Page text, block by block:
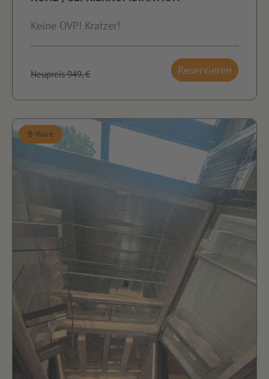
Keine OVP! Kratzer!
Neupreis 949,-€ Reservieren
B-Ware